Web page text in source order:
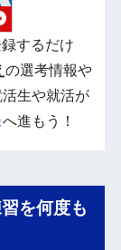
するだけ
の選考情報や
生や就活が
へ進もう！
を何度も